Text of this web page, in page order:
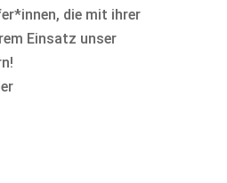
die mit ihrer
Einsatz unser